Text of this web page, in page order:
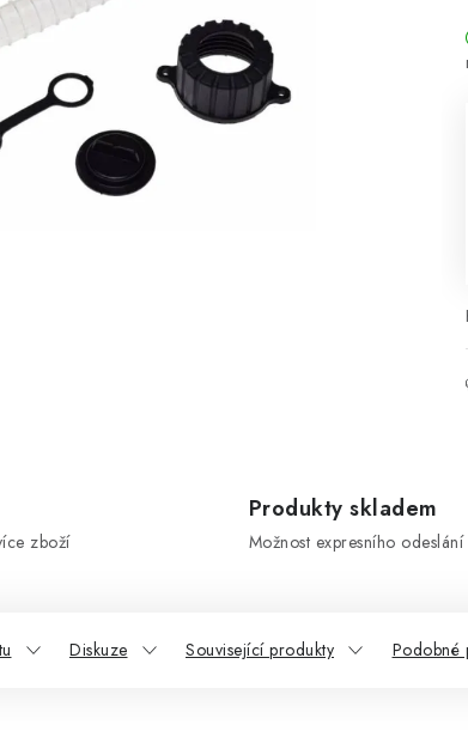
zboží
Produkty skladem
Možnost expresního odeslání
Diskuze Související produkty Podobné